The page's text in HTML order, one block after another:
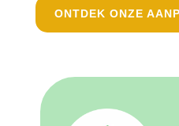
ONTDEK ONZE